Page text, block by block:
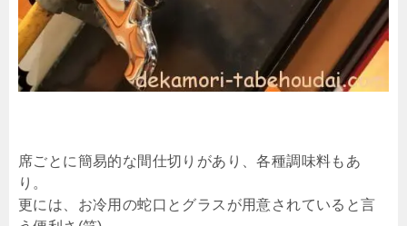
席ごとに簡易的な間仕切りがあり、各種調味料もあ
り。
更には、お冷用の蛇口とグラスが用意されていると言